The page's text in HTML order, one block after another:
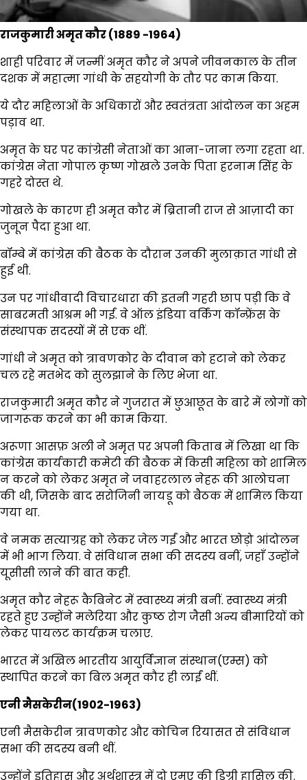
राजकुमारी अमृत कौर (1889 -1964)
शाही परिवार में जन्मीं अमृत कौर ने अपने जीवनकाल के तीन
दशक में महात्मा गांधी के सहयोगी के तौर पर काम किया.
ये दौर महिलाओं के अधिकारों और स्वतंत्रता आंदोलन का अहम
पड़ाव था.
अमृत के घर पर कांग्रेसी नेताओं का आना-जाना लगा रहता था.
कांग्रेस नेता गोपाल कृष्ण गोखले उनके पिता हरनाम सिंह के
गहरे दोस्त थे.
गोखले के कारण ही अमृत कौर में ब्रितानी राज से आज़ादी का
जुनून पैदा हुआ था.
बॉम्बे में कांग्रेस की बैठक के दौरान उनकी मुलाक़ात गांधी से
हुई थी.
उन पर गांधीवादी विचारधारा की इतनी गहरी छाप पड़ी कि वे
साबरमती आश्रम भी गईं. वे ऑल इंडिया वर्किंग कॉन्फ्रेंस के
संस्थापक सदस्यों में से एक थीं.
गांधी ने अमृत को त्रावणकोर के दीवान को हटाने को लेकर
चल रहे मतभेद को सुलझाने के लिए भेजा था.
राजकुमारी अमृत कौर ने गुजरात में छुआछूत के बारे में लोगों को
जागरूक करने का भी काम किया.
अरूणा आसफ़ अली ने अमृत पर अपनी किताब में लिखा था कि
कांग्रेस कार्यकारी कमेटी की बैठक में किसी महिला को शामिल
न करने को लेकर अमृत ने जवाहरलाल नेहरू की आलोचना
की थी, जिसके बाद सरोजिनी नायडू को बैठक में शामिल किया
गया था.
वे नमक सत्याग्रह को लेकर जेल गईं और भारत छोड़ो आंदोलन
में भी भाग लिया. वे संविधान सभा की सदस्य बनीं, जहाँ उन्होंने
यूसीसी लाने की बात कही.
अमृत कौर नेहरू कैबिनेट में स्वास्थ्य मंत्री बनीं. स्वास्थ्य मंत्री
रहते हुए उन्होंने मलेरिया और कुष्ठ रोग जैसी अन्य बीमारियों को
लेकर पायलट कार्यक्रम चलाए.
भारत में अखिल भारतीय आयुर्विज्ञान संस्थान(एम्स) को
स्थापित करने का बिल अमृत कौर ही लाईं थीं.
एनी मैसकेरीन(1902-1963)
एनी मैसकेरीन त्रावणकोर और कोचिन रियासत से संविधान
सभा की सदस्य बनी थीं.
उन्होंने इतिहास और अर्थशास्त्र में दो एमए की डिग्री हासिल की.